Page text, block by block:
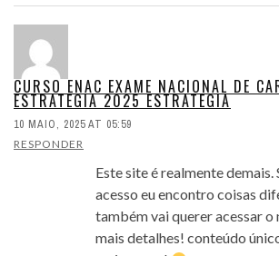
CURSO ENAC EXAME NACIONAL DE
ESTRATEGIA 2025 ESTRATEGIA
10 MAIO, 2025 AT 05:59
RESPONDER
Este site é realmente demais.
acesso eu encontro coisas
também vai querer acessar o
mais detalhes! conteúdo